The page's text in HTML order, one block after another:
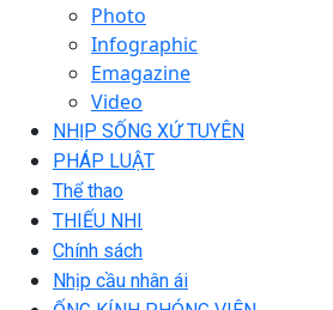
Photo
Infographic
Emagazine
Video
NHỊP SỐNG XỨ TUYÊN
PHÁP LUẬT
Thể thao
THIẾU NHI
Chính sách
Nhịp cầu nhân ái